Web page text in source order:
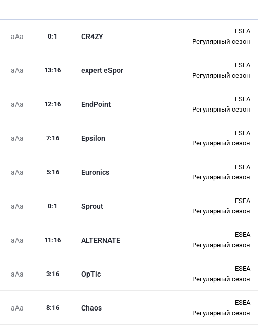
aAa CR4ZY
0:1
ESEA
Регулярный сезон
aAa expert eSpor
13:16
ESEA
Регулярный сезон
aAa EndPoint
12:16
ESEA
Регулярный сезон
aAa Epsilon
7:16
ESEA
Регулярный сезон
aAa Euronics
5:16
ESEA
Регулярный сезон
aAa Sprout
0:1
ESEA
Регулярный сезон
aAa ALTERNATE
11 :16
ESEA
Регулярный сезон
aAa OpTic
3:16
ESEA
Регулярный сезон
aAa Chaos
8:16
ESEA
Регулярный сезон